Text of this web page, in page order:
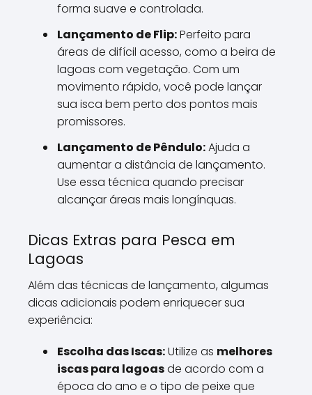
forma suave e controlada.
Lançamento de Flip:Perfeito para
áreas de difícil acesso, como a beira de
lagoas com vegetação. Com um
movimento rápido, você pode lançar
sua isca bem perto dos pontos mais
promissores.
Lançamento de Pêndulo:Ajuda a
aumentar a distância de lançamento.
Use essa técnica quando precisar
alcançar áreas mais longínquas.
Dicas Extras para Pesca em
Lagoas
Além das técnicas de lançamento, algumas
dicas adicionais podem enriquecer sua
experiência:
Escolha das Iscas:Utilize as melhores
iscas para lagoasde acordo com a
época do ano e o tipo de peixe que